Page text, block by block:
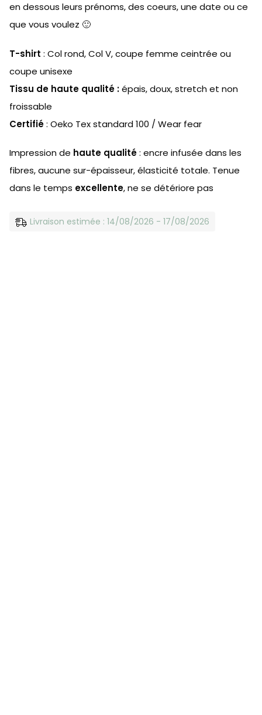
en dessous leurs prénoms, des coeurs, une date ou ce
que vous voulez 🙂
T-shirt : Col rond, Col V, coupe femme ceintrée ou
coupe unisexe
Tissu de haute qualité :épais, doux, stretch et non
froissable
Certifié: Oeko Tex standard 100 / Wear fear
Impression de haute qualité: encre infusée dans les
fibres, aucune sur-épaisseur, élasticité totale. Tenue
dans le temps excellente, ne se détériore pas
Livraison estimée : 14/08/2026 - 17/08/2026